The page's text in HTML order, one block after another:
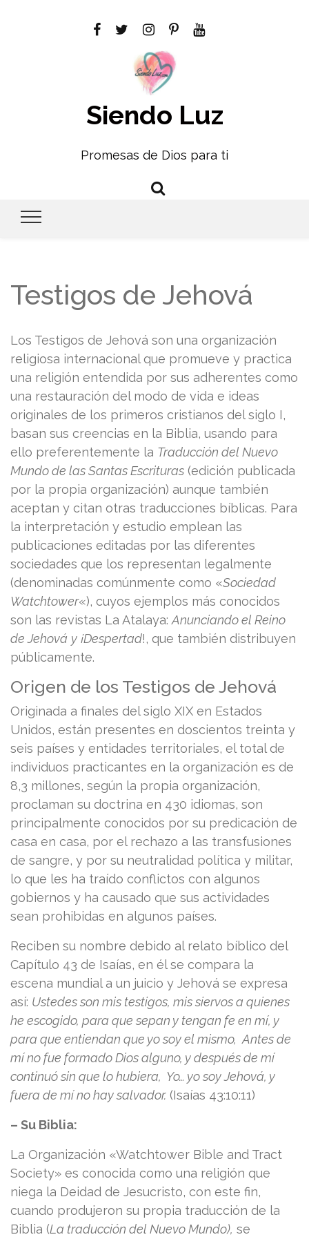
Siendo Luz
Promesas de Dios para ti
Testigos de Jehová
Los Testigos de Jehová son una organización
religiosa internacional que promueve y practica
una religión entendida por sus adherentes como
una restauración del modo de vida e ideas
originales de los primeros cristianos del siglo I,
basan sus creencias en la Biblia, usando para
ello preferentemente la Traducción del Nuevo
Mundo de las Santas Escrituras (edición publicada
por la propia organización) aunque también
aceptan y citan otras traducciones bíblicas. Para
la interpretación y estudio emplean las
publicaciones editadas por las diferentes
sociedades que los representan legalmente
(denominadas comúnmente como «Sociedad
Watchtower«), cuyos ejemplos más conocidos
son las revistas La Atalaya: Anunciando el Reino
de Jehová y ¡Despertad!, que también distribuyen
públicamente.
Origen de los Testigos de Jehová
Originada a finales del siglo XIX en Estados
Unidos, están presentes en doscientos treinta y
seis países y entidades territoriales, el total de
individuos practicantes en la organización es de
8,3 millones, según la propia organización,
proclaman su doctrina en 430 idiomas, son
principalmente conocidos por su predicación de
casa en casa, por el rechazo a las transfusiones
de sangre, y por su neutralidad política y militar,
lo que les ha traído conflictos con algunos
gobiernos y ha causado que sus actividades
sean prohibidas en algunos países.
Reciben su nombre debido al relato bíblico del
Capítulo 43 de Isaías, en él se compara la
escena mundial a un juicio y Jehová se expresa
así: Ustedes son mis testigos, mis siervos a quienes
he escogido, para que sepan y tengan fe en mí, y
para que entiendan que yo soy el mismo, Antes de
mí no fue formado Dios alguno, y después de mí
continuó sin que lo hubiera, Yo… yo soy Jehová, y
fuera de mí no hay salvador. (Isaías 43:10:11)
– Su Biblia:
La Organización «Watchtower Bible and Tract
Society» es conocida como una religión que
niega la Deidad de Jesucristo, con este fin,
cuando produjeron su propia traducción de la
Biblia (La traducción del Nuevo Mundo), se